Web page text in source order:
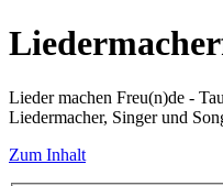
Lieder machen Freu(n)de -
Liedermacher, Singer und
Zum Inhalt